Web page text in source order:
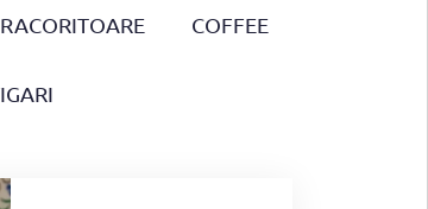
RACORITOARE COFFEE